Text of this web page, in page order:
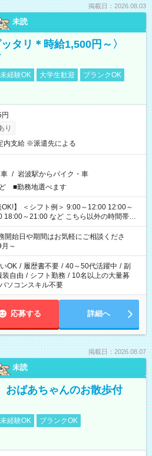
掲載日：2026.08.03
未読
タリ＊時給1,500円～〉
経験OK 大学生歓迎
ブランクOK
り
内支給 ※派遣先による
/ 岩波駅からバイク・車
■勤務地選べます
12:00～
など こちら以外の時間帯も
い！
始日や期間はお気軽にご相談くださ
～
OK / 履歴書不要 / 40～50代活躍中 / 副
装自由 / シフト勤務 / 10名以上の大量募
パソコンスキル不要
応募する 詳細へ
掲載日：2026.08.07
未読
おばあちゃんのお散歩付
経験OK
ブランクOK